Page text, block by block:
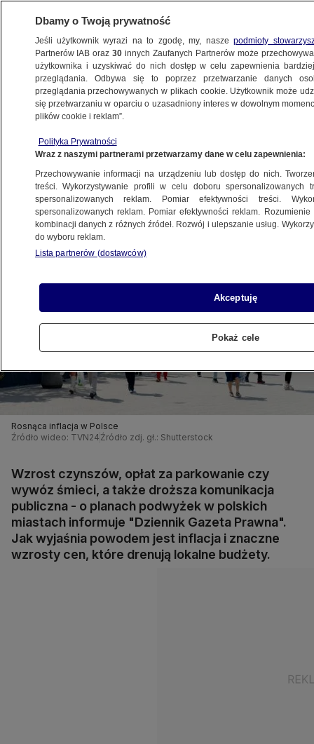
BIZNES
Z KRAJU
"Samorządowcy są przerażeni ofertami"
14.06.2022, 08:37
Udostępnij
Rosnąca inflacja w Polsce
Źródło wideo: TVN24 Źródło zdj. gł.: Shutterstock
Wzrost czynszów, opłat za parkowanie czy
wywóz śmieci, a także droższa komunikacja
publiczna - o planach podwyżek w polskich
miastach informuje "Dziennik Gazeta Prawna".
Jak wyjaśnia powodem jest inflacja i znaczne
wzrosty cen, które drenują lokalne budżety.
Dbamy o Twoją prywatność
Jeśli użytkownik wyrazi na to zgodę, my, naszepodmioty
Partnerów IAB oraz30 innych Zaufanych Partnerów może
użytkownika i uzyskiwać do nich dostęp w celu zapewnienia
przeglądania. Odbywa się to poprzez przetwarzanie danych
przeglądania przechowywanych w plikach cookie. Użytkownik może
się przetwarzaniu w oparciu o uzasadniony interes w dowolnym
plików cookie i reklam”.
Polityka Prywatności
Wraz z naszymi partnerami przetwarzamy dane w celu zapewnienia:
Przechowywanie informacji na urządzeniu lub dostęp do nich.
treści. Wykorzystywanie profili w celu doboru spersonalizowanych
spersonalizowanych reklam. Pomiar efektywności treści.
spersonalizowanych reklam. Pomiar efektywności reklam.
kombinacji danych z różnych źródeł. Rozwój i ulepszanie usług.
do wyboru reklam.
Lista partnerów (dostawców)
Akceptuję
Pokaż cele